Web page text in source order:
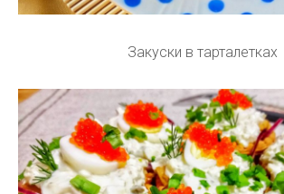
Закуски в тарталетках